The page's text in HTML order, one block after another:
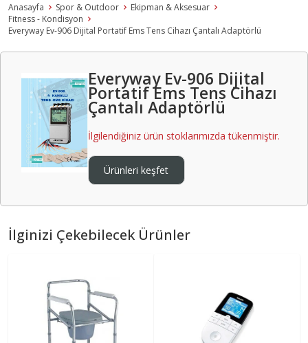
Anasayfa Spor & Outdoor
Ekipman & Aksesuar
Fitness - Kondisyon
Everyway Ev-906 Dijital Portatif Ems Tens Cihazı Çantalı Adaptörlü
Everyway Ev-906 Dijital
Portatif Ems Tens Cihazı
Çantalı Adaptörlü
İlgilendiğiniz ürün stoklarımızda tükenmiştir.
Ürünleri keşfet
İlginizi Çekebilecek Ürünler